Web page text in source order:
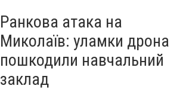
Ранкова атака на
Миколаїв: уламки дрона
пошкодили навчальний
заклад